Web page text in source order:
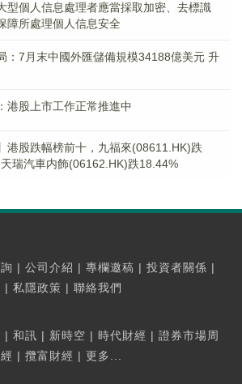
型個人信息處理者應當採取加密、去標識
障所處理個人信息安全
：7月末中國外匯儲備規模34188億美元 升
港股上市工作正常推進中
港股跌幅榜前十，九福來(08611.HK)跌
瑞汽車内飾(06162.HK)跌18.44%
| 公司介紹 | 專欄邀稿 | 投資者關係 |
| 私隱政策 | 聯絡我們
| 和訊 | 新時空 | 時代財經 | 證券市場周
| 攬富財經 | 更多...